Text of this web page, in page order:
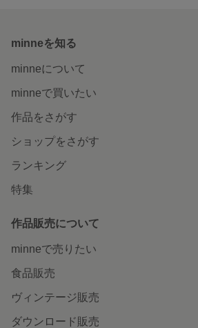
minneを知る
minneについて
minneで買いたい
作品をさがす
ショップをさがす
ランキング
特集
作品販売について
minneで売りたい
食品販売
ヴィンテージ販売
ダウンロード販売